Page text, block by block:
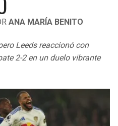
ANA MARÍA BENITO
Leeds reaccionó con
2-2 en un duelo vibrante